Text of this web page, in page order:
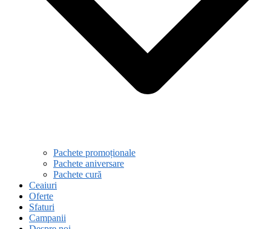
Pachete promoționale
Pachete aniversare
Pachete cură
Ceaiuri
Oferte
Sfaturi
Campanii